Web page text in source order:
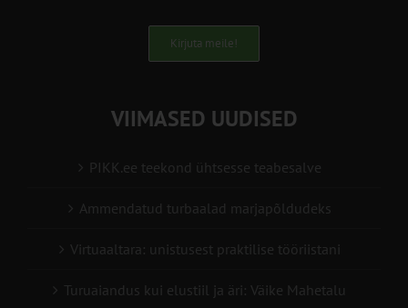
Kirjuta meile!
VIIMASED UUDISED
PIKK.ee teekond ühtsesse teabesalve
Ammendatud turbaalad marjapõldudeks
Virtuaaltara: unistusest praktilise tööriistani
Turuaiandus kui elustiil ja äri: Väike Mahetalu